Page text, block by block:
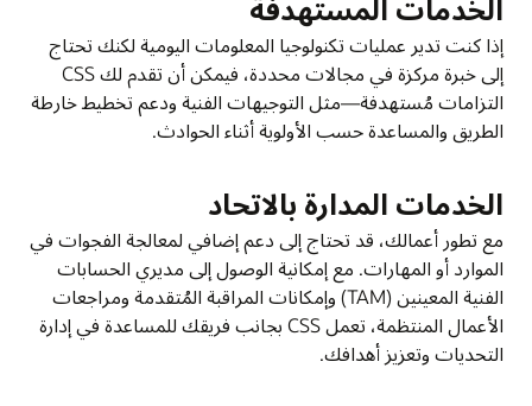
الخدمات المستهدفة
إذا كنت تدير عمليات تكنولوجيا المعلومات اليومية لكنك تحتاج
إلى خبرة مركزة في مجالات محددة، فيمكن أن تقدم لك CSS
التزامات مُستهدفة—مثل التوجيهات الفنية ودعم تخطيط خارطة
الطريق والمساعدة حسب الأولوية أثناء الحوادث.
الخدمات المدارة بالاتحاد
مع تطور أعمالك، قد تحتاج إلى دعم إضافي لمعالجة الفجوات في
الموارد أو المهارات. مع إمكانية الوصول إلى مديري الحسابات
الفنية المعينين (TAM) وإمكانات المراقبة المُتقدمة ومراجعات
الأعمال المنتظمة، تعمل CSS بجانب فريقك للمساعدة في إدارة
التحديات وتعزيز أهدافك.